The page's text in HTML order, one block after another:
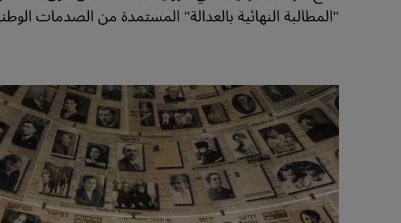
"المطالبة النهائية بالعدالة" المستمدة من الصدمات